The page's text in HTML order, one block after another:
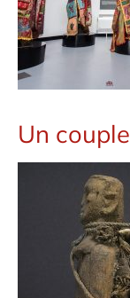
Un couple